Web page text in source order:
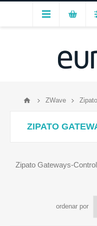
ZWave Zipato
ZIPATO
Zipato Gateways-
ordenar por